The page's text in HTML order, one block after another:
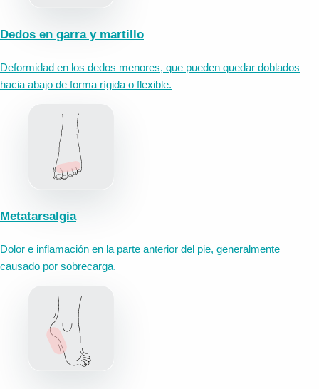
Dedos en garra y martillo
Deformidad en los dedos menores, que pueden quedar doblados
hacia abajo de forma rígida o flexible.
Metatarsalgia
Dolor e inflamación en la parte anterior del pie, generalmente
causado por sobrecarga.